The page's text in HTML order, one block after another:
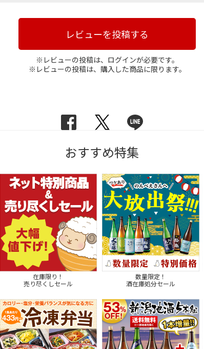
レビューを投稿する
※レビューの投稿は、ログインが必要です。
※レビューの投稿は、購入した商品に限ります。
おすすめ特集
在庫限り！
売り尽くしセール
数量限定！
酒在庫処分セール